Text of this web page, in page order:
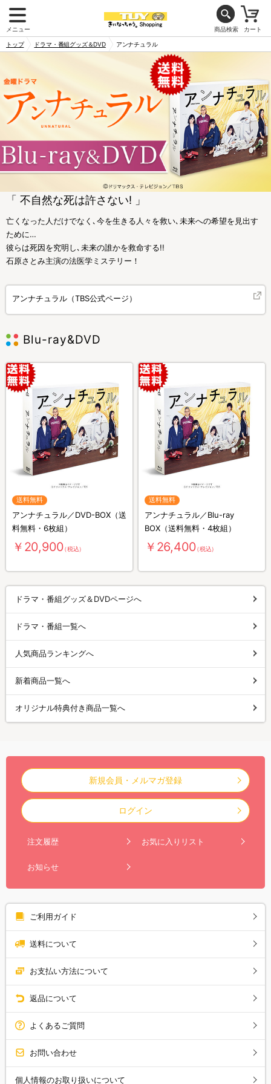
メニュー 商品検索 カート
トップ ドラマ・番組グッズ＆DVD アンナチュラル
「 不自然な死は許さない! 」
亡くなった人だけでなく､今を生きる人々を救い､未来への希望を見出す
ために…
彼らは死因を究明し､未来の誰かを救命する!!
石原さとみ主演の法医学ミステリー！
アンナチュラル（TBS公式ページ）
Blu-ray&DVD
送料無料
アンナチュラル／DVD-BOX（送
料無料・6枚組）
￥20,900（税込）
送料無料
アンナチュラル／Blu-ray
BOX（送料無料・4枚組）
￥26,400（税込）
ドラマ・番組グッズ＆DVDページへ
ドラマ・番組一覧へ
人気商品ランキングへ
新着商品一覧へ
オリジナル特典付き商品一覧へ
新規会員・メルマガ登録
ログイン
注文履歴 お気に入りリスト
お知らせ
ご利用ガイド
送料について
お支払い方法について
返品について
よくあるご質問
お問い合わせ
個人情報のお取り扱いについて